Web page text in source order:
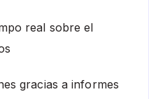
real sobre el
gracias a informes